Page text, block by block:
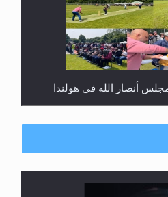
أنصار الله في هولندا